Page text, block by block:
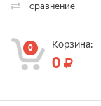
сравнение
0 Корзина:
0